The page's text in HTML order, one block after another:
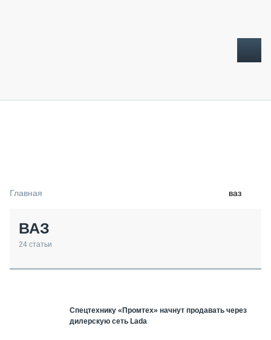
МЕРОПРИЯТИЯ
Главная ваз
ВАЗ
24 статьи
Спецтехнику «Промтех» начнут продавать через
дилерскую сеть Lada